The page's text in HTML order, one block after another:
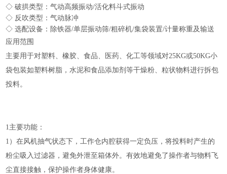
◇ 破拱类型：气动高频振动/活化料斗式振动
◇ 反吹类型：气动脉冲
◇ 选配设备：除铁器/单层振动筛/粗碎机/集袋装置/计量称重及输送
应用范围
主要用于对塑料、橡胶、食品、医药、化工等领域对25KG或50KG小
袋包装如塑料树脂，水泥和食品添加剂等干燥粉、粒状物料进行拆包
投料。
1主要功能：
1）在风机抽气状态下，工作仓内腔获得一定负压，将投料时产生的
粉尘吸入过滤器，避免外泄至箱体外。有效地避免了操作者与物料飞
尘直接接触，保护操作者身体健康。